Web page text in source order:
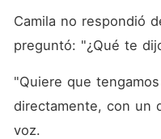
Camila no respondió
preguntó: "¿Qué te
"Quiere que
directamente, con un
voz.